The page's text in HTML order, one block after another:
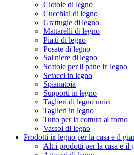
Ciotole di legno
Cucchiai di legno
Grattugie di legno
Mattarelli di legno
Piatti di legno
Posate di legno
Saliniere di legno
Scatole per il pane in legno
Setacci in legno
Spianatoia
Supporti in legno
Taglieri di legno unici
Taglieri in legno
Tutto per la cottura al forno
Vassoi di legno
Prodotti in legno per la casa e il
Altri prodotti per la casa e il